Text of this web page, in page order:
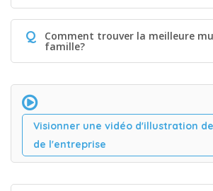
Q Comment trouver la meilleure
famille?
Visionner une vidéo d'illustration
de l'entreprise